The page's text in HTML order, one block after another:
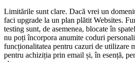
Limitările sunt clare. Dacă vrei un
faci upgrade la un plan plătit Websites.
testing sunt, de asemenea, blocate în
nu poți încorpora anumite coduri
funcționalitatea pentru cazuri de utilizare
pentru achiziția prin email și, în esență,